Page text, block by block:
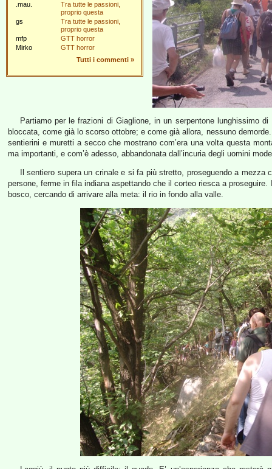
.mau.
Tra tutte le passioni,
proprio questa
gs
Tra tutte le passioni,
proprio questa
mfp
GTT horror
Mirko
GTT horror
Tutti i commenti »
Partiamo per le frazioni di Giaglione, in un serpentone lunghissimo
bloccata, come già lo scorso ottobre; e come già allora, nessuno
sentierini e muretti a secco che mostrano com’era una volta questa
ma importanti, e com’è adesso, abbandonata dall’incuria degli uomini
Il sentiero supera un crinale e si fa più stretto, proseguendo a mezza
persone, ferme in fila indiana aspettando che il corteo riesca a
bosco, cercando di arrivare alla meta: il rio in fondo alla valle.